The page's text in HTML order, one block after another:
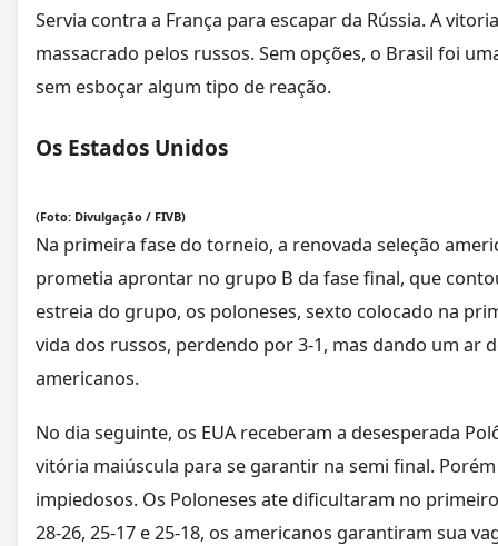
Servia contra a França para escapar da Rússia. A
massacrado pelos russos. Sem opções, o Brasil foi
sem esboçar algum tipo de reação.
Os Estados Unidos
(Foto: Divulgação / FIVB)
Na primeira fase do torneio, a renovada seleção
prometia aprontar no grupo B da fase final, que
estreia do grupo, os poloneses, sexto colocado na
vida dos russos, perdendo por 3-1, mas dando um ar
americanos.
No dia seguinte, os EUA receberam a desesperada
vitória maiúscula para se garantir na semi final.
impiedosos. Os Poloneses ate dificultaram no
28-26, 25-17 e 25-18, os americanos garantiram sua